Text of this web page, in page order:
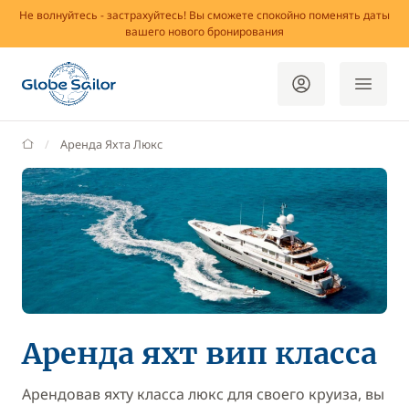
Не волнуйтесь - застрахуйтесь! Вы сможете спокойно поменять даты
вашего нового бронирования
GlobeSailor
Аренда Яхта Люкс
Аренда яхт вип класса
Арендовав яхту класса люкс для своего круиза, вы